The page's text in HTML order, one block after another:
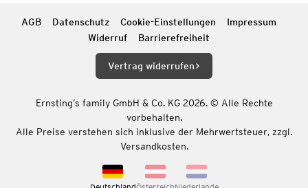
AGB Datenschutz Cookie-Einstellungen
Impressum
Widerruf
Barrierefreiheit
Vertrag widerrufen
Ernsting’s family GmbH & Co. KG 2026. © Alle Rechte
vorbehalten.
Alle Preise verstehen sich inklusive der Mehrwertsteuer, zzgl.
Versandkosten.